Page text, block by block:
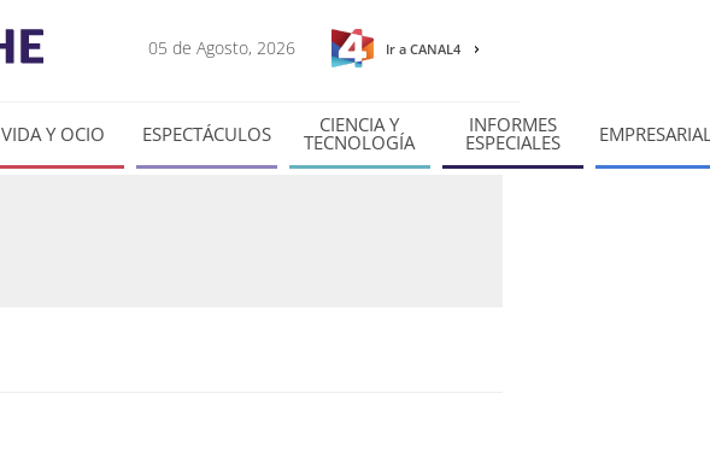
05 de Agosto, 2026 Ir a CANAL4
VIDA Y OCIO ESPECTÁCULOS CIENCIA Y
TECNOLOGÍA
INFORMES
ESPECIALES